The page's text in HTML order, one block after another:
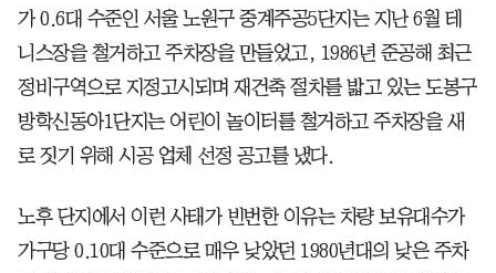
가 0.6대 수준인 서울 노원구 중계주공5단지는 지난 6월 테
니스장을 철거하고 주차장을 만들었고, 1986년 준공해 최근
정비구역으로 지정고시되며 재건축 절차를 밟고 있는 도봉구
방학신동아1단지는 어린이 놀이터를 철거하고 주차장을 새
로 짓기 위해 시공 업체 선정 공고를 냈다.
노후 단지에서 이런 사태가 빈번한 이유는 차량 보유대수가
가구당 0.10대 수준으로 매우 낮았던 1980년대의 낮은 주차